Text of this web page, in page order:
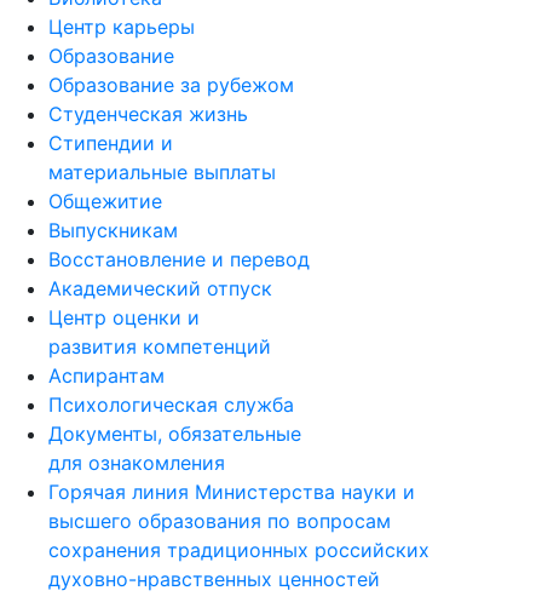
Образование
Образование за рубежом
Студенческая жизнь
Стипендии и
материальные выплаты
Общежитие
Выпускникам
Восстановление и перевод
Академический отпуск
Центр оценки и
развития компетенций
Аспирантам
Психологическая служба
Документы, обязательные
для ознакомления
Горячая линия Министерства науки и
высшего образования по вопросам
сохранения традиционных российских
духовно-нравственных ценностей